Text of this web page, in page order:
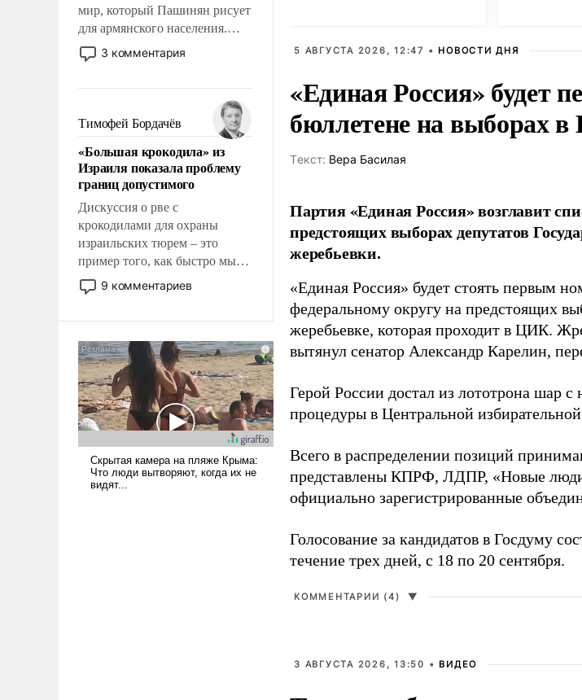
мир, который Пашинян рисует
для армянского населения.
Мир, где этому населению все
должны просто по
политические прожекты будут
беспрекословно оплачиваться
за счет российских
налогоплательщиков и где за
свои поступки не нужно
отвечать.
3 комментария
Тимофей Бордачёв
«Большая крокодила» из
Израиля показала проблему
границ допустимого
Дискуссия о рве с
крокодилами для охраны
израильских тюрем – это
пример того, как быстро мы
двигаемся по пути
революционных изменений.
псевдонаучной фантастики,
стало всерьез обсуждаемой
идеей.
9 комментариев
5 АВГУСТА 2026, 12:47 • НОВОСТИ ДНЯ
«Единая Россия» будет
бюллетене на выборах в
Tекст: Вера Басилая
Партия «Единая Россия» возглавит
предстоящих выборах депутатов
жеребьевки.
«Единая Россия» будет стоять первым
федеральному округу на предстоящих
жеребьевке, которая проходит в ЦИК.
вытянул сенатор Александр Карелин,
Герой России достал из лототрона шар
процедуры в Центральной
Всего в распределении позиций
представлены КПРФ, ЛДПР, «Новые
официально зарегистрированные
Голосование за кандидатов в Госдуму
течение трех дней, с 18 по 20 сентября.
КОММЕНТАРИИ (4) ▼
3 АВГУСТА 2026, 13:50 • ВИДЕО